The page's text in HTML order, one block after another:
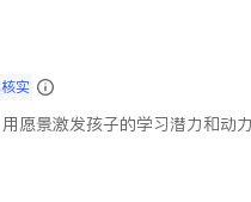
实
愿景激发孩子的学习潜力和动